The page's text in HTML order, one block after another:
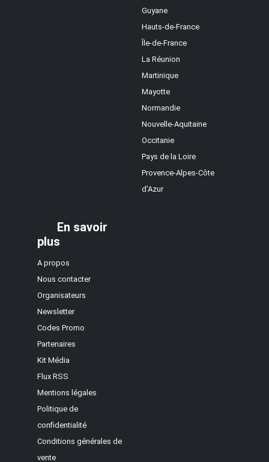
Guyane
Hauts-de-France
Île-de-France
La Réunion
Martinique
Mayotte
Normandie
Nouvelle-Aquitaine
Occitanie
Pays de la Loire
Provence-Alpes-Côte
d'Azur
En savoir
plus
A propos
Nous contacter
Organisateurs
Newsletter
Codes Promo
Partenaires
Kit Média
Flux RSS
Mentions légales
Politique de
confidentialité
Conditions générales de
vente